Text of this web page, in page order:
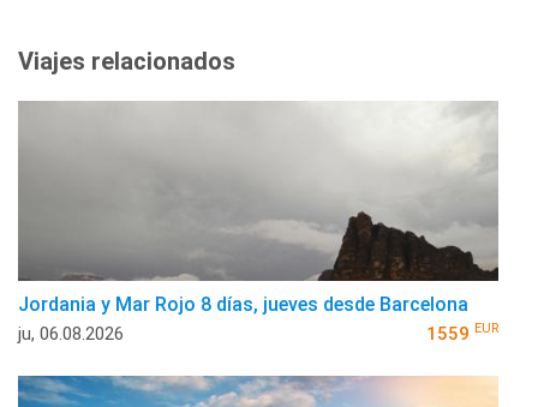
Viajes relacionados
Jordania y Mar Rojo 8 días, jueves desde Barcelona
ju, 06.08.2026 1559 EUR